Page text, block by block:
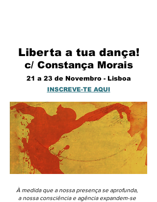
Liberta a tua dança!
c/ Constança Morais
21 a 23 de Novembro - Lisboa
INSCREVE-TE AQUI
À medida que a nossa presença se aprofunda,
a nossa consciência e agência expandem-se